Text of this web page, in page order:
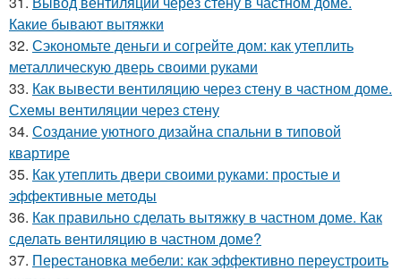
Какие бывают вытяжки
32. Сэкономьте деньги и согрейте дом: как утеплить
металлическую дверь своими руками
33. Как вывести вентиляцию через стену в частном доме.
Схемы вентиляции через стену
34. Создание уютного дизайна спальни в типовой
квартире
35. Как утеплить двери своими руками: простые и
эффективные методы
36. Как правильно сделать вытяжку в частном доме. Как
сделать вентиляцию в частном доме?
37. Перестановка мебели: как эффективно переустроить